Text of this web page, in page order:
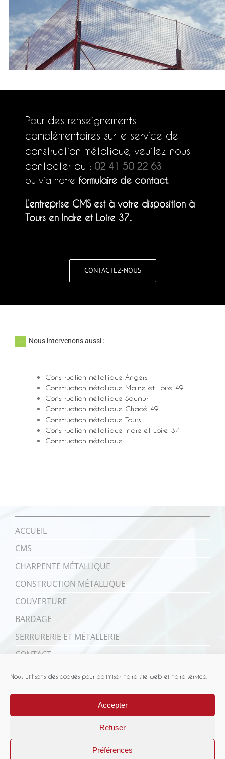
Nous utilisons des cookies pour optimiser notre site web et notre service.
Accepter
Refuser
Préférences
Pour des renseignements
complémentaires sur le service de
construction métallique, veuillez nous
contacter au : 02 41 50 22 63
ou via notre formulaire de contact.
L’entreprise CMS est à votre disposition à
Tours en Indre et Loire 37.
CONTACTEZ-NOUS
Nous intervenons aussi :
Construction métallique Angers
Construction métallique Maine et Loire 49
Construction métallique Saumur
Construction métallique Chacé 49
Construction métallique Tours
Construction métallique Indre et Loire 37
Construction métallique
ACCUEIL
CMS
CHARPENTE MÉTALLIQUE
CONSTRUCTION MÉTALLIQUE
COUVERTURE
BARDAGE
SERRURERIE ET MÉTALLERIE
CONTACT